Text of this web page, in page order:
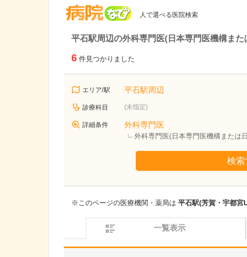
人で選べる医院検索
平石駅周辺の外科専門医(日本専門医機構ま
6 件見つかりました
エリア/駅 平石駅周辺
診療科目 (未指定)
詳細条件 外科専門医
外科専門医(日本専門医機構または
検索
※このページの医療機関・薬局は 平石駅(芳賀・宇都宮
一覧表示